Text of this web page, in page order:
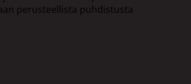
perusteellista puhdistusta